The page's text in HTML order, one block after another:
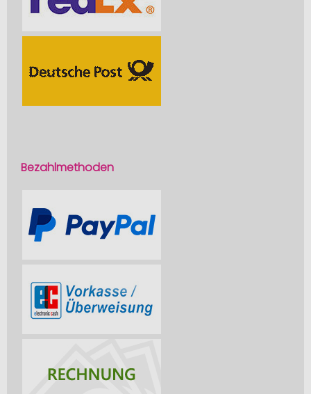
Bezahlmethoden